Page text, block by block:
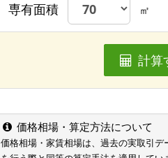
専有面積 ㎡
計算
価格相場・算定方法について
価格相場・家賃相場は、過去の実取引